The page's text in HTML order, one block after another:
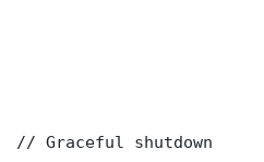
// Graceful shutdown